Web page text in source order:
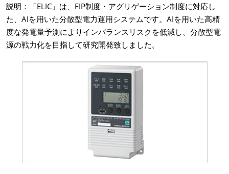
説明：「ELIC」は、FIP制度・アグリゲーション制度に対応し
た、AIを用いた分散型電力運用システムです。AIを用いた高精
度な発電量予測によりインバランスリスクを低減し、分散型電
源の戦力化を目指して研究開発致しました。